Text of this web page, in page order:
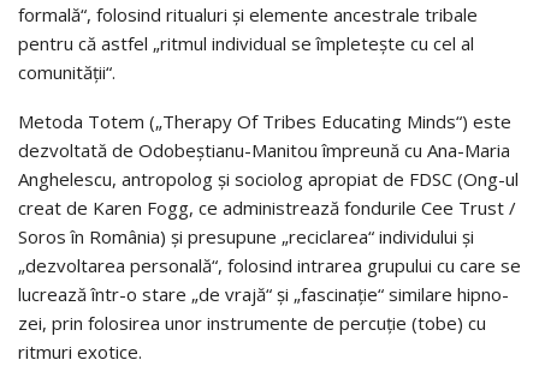
formală“, folosind ritualuri şi elemente ancestrale tribale
pentru că astfel „ritmul individual se împleteşte cu cel al
comunităţii“.
Metoda Totem („Therapy Of Tribes Educating Minds“) este
dez­vol­­­­tată de Odobeştianu-Manitou împreună cu Ana-Maria
Anghelescu, an­tro­polog şi sociolog apropiat de FDSC (Ong-ul
creat de Karen Fogg, ce ad­ministrează fondurile Cee Trust /
Soros în România) şi presupune „re­ci­cla­rea“ individului şi
„dezvoltarea personală“, folosind intrarea grupului cu care se
lucrează într-o stare „de vrajă“ şi „fascinaţie“ similare hipno­
zei, prin folo­si­rea unor instrumente de percuţie (tobe) cu
ritmuri exotice.